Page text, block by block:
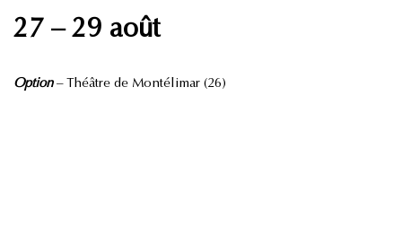
27 – 29 août
Option– Théâtre de Montélimar (26)